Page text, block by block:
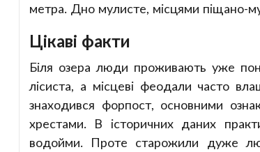
метра. Дно мулисте, місцями піщано-
Цікаві факти
Біля озера люди проживають уже
лісиста, а місцеві феодали часто
знаходився форпост, основними
хрестами. В історичних даних
водойми. Проте старожили дуже